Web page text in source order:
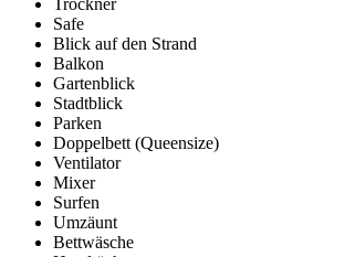
Safe
Blick auf den Strand
Balkon
Gartenblick
Stadtblick
Parken
Doppelbett (Queensize)
Ventilator
Mixer
Surfen
Umzäunt
Bettwäsche